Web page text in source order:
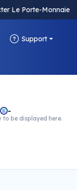
Le Porte-Monnaie
Support
-
be displayed here.